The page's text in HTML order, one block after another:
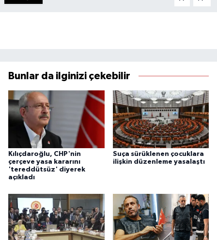
Bunlar da ilginizi çekebilir
Kılıçdaroğlu, CHP'nin
çerçeve yasa kararını
'tereddütsüz' diyerek
açıkladı
Suça sürüklenen çocuklara
ilişkin düzenleme yasalaştı